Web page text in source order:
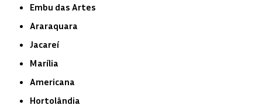
Embu das Artes
Araraquara
Jacareí
Marília
Americana
Hortolândia